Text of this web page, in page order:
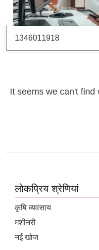
It seems we can't find
लोकप्रिय श्रेणियां
कृषि व्यवसाय
मशीनरी
नई खोज